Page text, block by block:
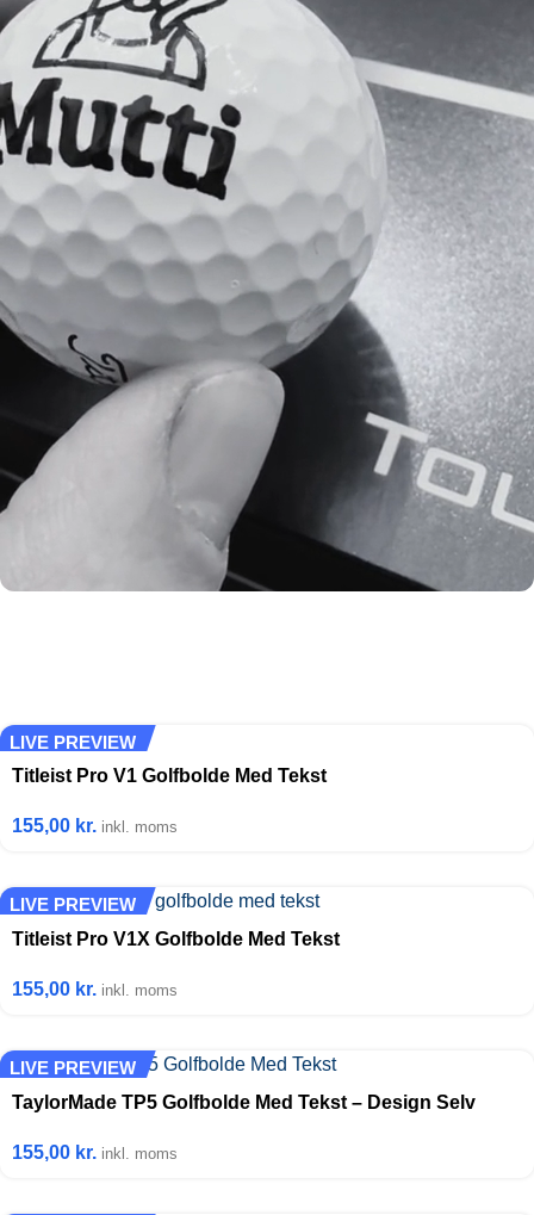
LIVE PREVIEW
Titleist Pro V1 Golfbolde Med Tekst
155,00 kr. inkl. moms
LIVE PREVIEW
Titleist Pro V1X Golfbolde Med Tekst
155,00 kr. inkl. moms
LIVE PREVIEW
TaylorMade TP5 Golfbolde Med Tekst – Design Selv
155,00 kr. inkl. moms